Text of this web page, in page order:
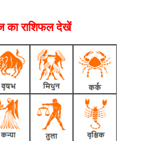
राशिफल देखें